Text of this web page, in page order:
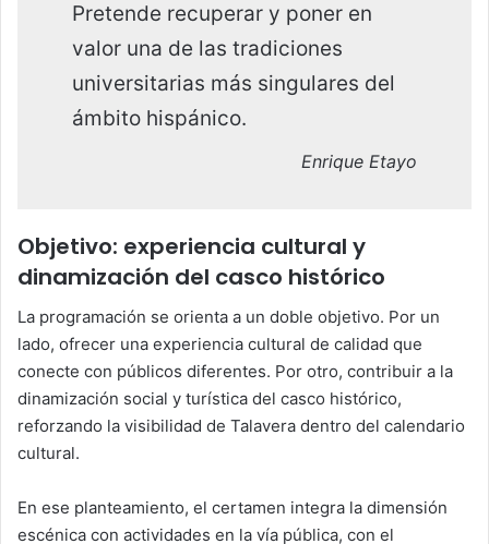
Pretende recuperar y poner en
valor una de las tradiciones
universitarias más singulares del
ámbito hispánico.
Enrique Etayo
Objetivo: experiencia cultural y
dinamización del casco histórico
La programación se orienta a un doble objetivo. Por un
lado, ofrecer una experiencia cultural de calidad que
conecte con públicos diferentes. Por otro, contribuir a la
dinamización social y turística del casco histórico,
reforzando la visibilidad de Talavera dentro del calendario
cultural.
En ese planteamiento, el certamen integra la dimensión
escénica con actividades en la vía pública, con el